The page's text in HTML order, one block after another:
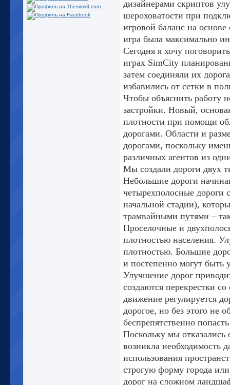
дизайнерами скриптов
шероховатости при
игровой баланс на
игра была максимально
Сегодня я хочу
играх SimCity
затем соединяли их
избавились от сетки в
Чтобы объяснить работу
застройки. Новый,
плотности при помощи
дорогами. Области и
дорогами, поскольку
различных агентов из
Мы создали дороги двух
Небольшие дороги
четырехполосные дороги
начальной стадии),
трамвайными путями –
Проселочные и
плотностью населения.
плотностью. Большие
и постепенно могут быть
Улучшение дорог
создаются перекрестки
движение регулируется
дорогое, но без этого не
беспрепятственно
Поскольку мы
возникла необходимость
использования
строгую форму города
дорог на сложном